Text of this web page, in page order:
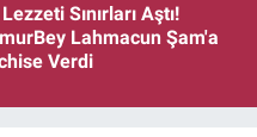
Sınırları Aştı!
Lahmacun Şam'a
Verdi